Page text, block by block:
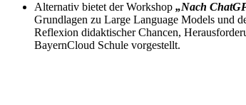
Alternativ bietet der Workshop „Nach
Grundlagen zu Large Language Models und
Reflexion didaktischer Chancen,
BayernCloud Schule vorgestellt.